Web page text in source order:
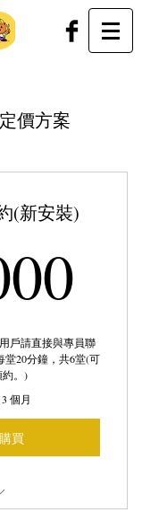
價方案
(新安裝)
戶請直接與專員聯
堂20分鐘，共6堂(可
約。)
個月
買